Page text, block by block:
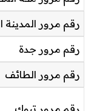
رقم مرور المدينة
رقم مرور جدة
رقم مرور الطائف
رقم مرور تبوك